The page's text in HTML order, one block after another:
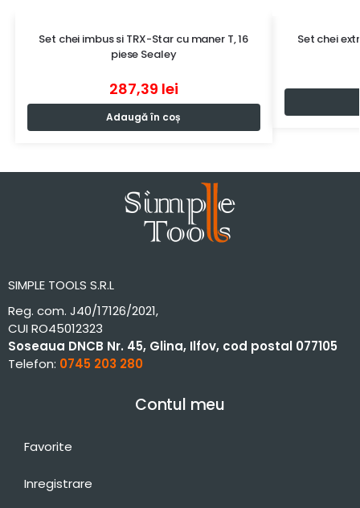
Set chei imbus si TRX-Star cu maner T, 16
piese Sealey
287,39 lei
Adaugă în coș
Set chei
SIMPLE TOOLS S.R.L
Reg. com. J40/17126/2021,
CUI RO45012323
Soseaua DNCB Nr. 45, Glina, Ilfov, cod postal 077105
Telefon: 0745 203 280
Contul meu
Favorite
Inregistrare